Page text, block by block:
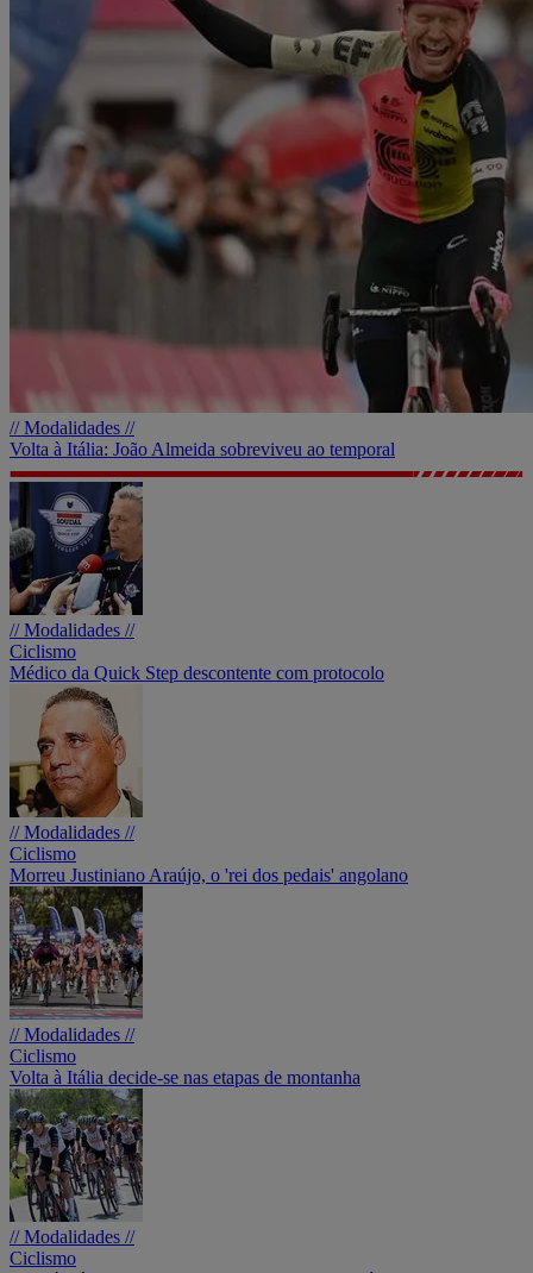
// Modalidades //
Volta à Itália: João Almeida sobreviveu ao temporal
// Modalidades //
Ciclismo
Médico da Quick Step descontente com protocolo
// Modalidades //
Ciclismo
Morreu Justiniano Araújo, o 'rei dos pedais' angolano
// Modalidades //
Ciclismo
Volta à Itália decide-se nas etapas de montanha
// Modalidades //
Ciclismo